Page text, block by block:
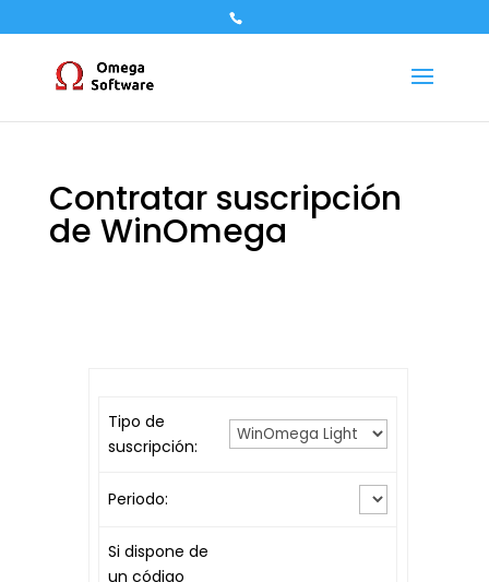
Contratar suscripción
de WinOmega
Tipo de
suscripción:
Periodo:
Si dispone de
un código